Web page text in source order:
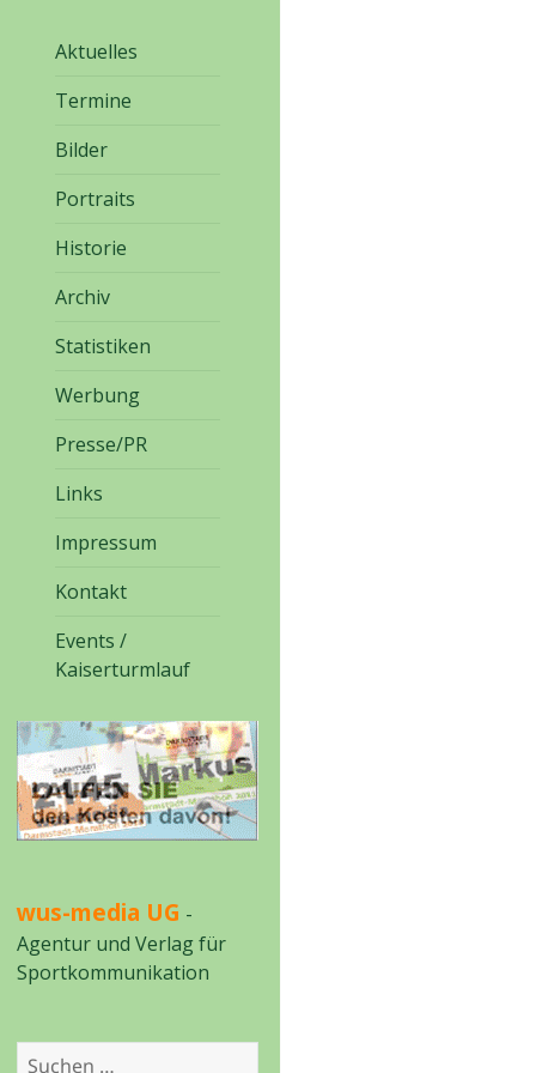
Aktuelles
Termine
Bilder
Portraits
Historie
Archiv
Statistiken
Werbung
Presse/PR
Links
Impressum
Kontakt
Events /
Kaiserturmlauf
wus-media UG -
Agentur und Verlag für
Sportkommunikation
Suchen